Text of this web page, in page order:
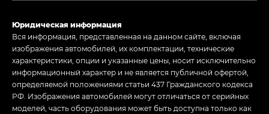
Юридическая информация
Вся информация, представленная на данном сайте, включая
изображения автомобилей, их комплектации, технические
характеристики, опции и указанные цены, носит исключительно
информационный характер и не является публичной офертой,
определяемой положениями статьи 437 Гражданского кодекса
РФ. Изображения автомобилей могут отличаться от серийных
моделей, часть оборудования может быть доступна только как